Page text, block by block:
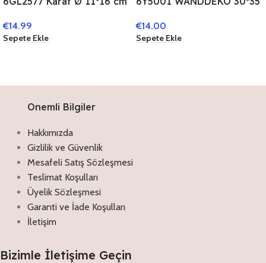
€14.99
Sepete Ekle
SCHILD
€14.00
Sepete Ekle
Onemli Bilgiler
Hakkımızda
Gizlilik ve Güvenlik
Mesafeli Satış Sözleşmesi
Teslimat Koşulları
Üyelik Sözleşmesi
Garanti ve İade Koşulları
İletişim
Bizimle İletişime Geçin